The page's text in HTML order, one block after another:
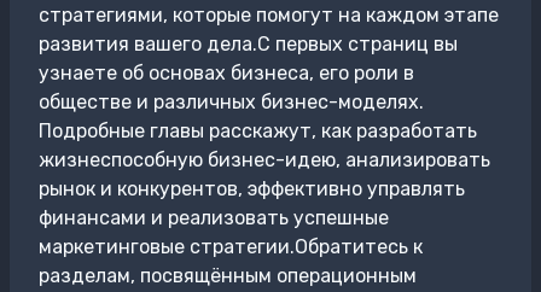
стратегиями, которые помогут на каждом этапе
развития вашего дела.С первых страниц вы
узнаете об основах бизнеса, его роли в
обществе и различных бизнес-моделях.
Подробные главы расскажут, как разработать
жизнеспособную бизнес-идею, анализировать
рынок и конкурентов, эффективно управлять
финансами и реализовать успешные
маркетинговые стратегии.Обратитесь к
разделам, посвящённым операционным